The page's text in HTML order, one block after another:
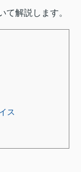
て解説します。
ス